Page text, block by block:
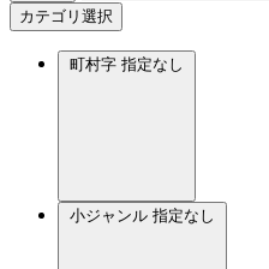
カテゴリ選択
町村字 指定なし
小ジャンル 指定なし